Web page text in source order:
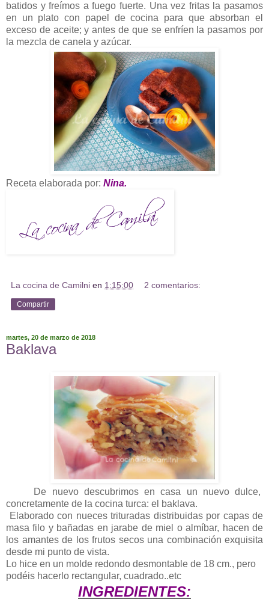
batidos y freímos a fuego fuerte. Una vez fritas la pasamos
en un plato con papel de cocina para que absorban el
exceso de aceite; y antes de que se enfríen la pasamos por
la mezcla de canela y azúcar.
Receta elaborada por: Nina.
La cocina de Camilni en 1:15:00 2 comentarios:
Compartir
martes, 20 de marzo de 2018
Baklava
De nuevo descubrimos en casa un nuevo dulce,
concretamente de la cocina turca: el baklava.
Elaborado con nueces trituradas distribuidas por capas de
masa filo y bañadas en jarabe de miel o almíbar, hacen de
los amantes de los frutos secos una combinación exquisita
desde mi punto de vista.
Lo hice en un molde redondo desmontable de 18 cm., pero
podéis hacerlo rectangular, cuadrado..etc
INGREDIENTES: